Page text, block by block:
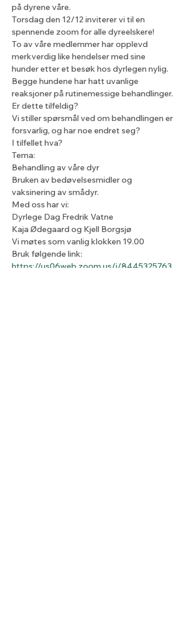
på dyrene våre.
Torsdag den 12/12 inviterer vi til en
spennende zoom for alle dyreelskere!
To av våre medlemmer har opplevd
merkverdig like hendelser med sine
hunder etter et besøk hos dyrlegen nylig.
Begge hundene har hatt uvanlige
reaksjoner på rutinemessige behandlinger.
Er dette tilfeldig?
Vi stiller spørsmål ved om behandlingen er
forsvarlig, og har noe endret seg?
I tilfellet hva?
Tema:
Behandling av våre dyr
Bruken av bedøvelsesmidler og
vaksinering av smådyr.
Med oss har vi:
Dyrlege Dag Fredrik Vatne
Kaja Ødegaard og Kjell Borgsjø
Vi møtes som vanlig klokken 19.00
Bruk følgende link:
https://us06web.zoom.us/j/8445325763